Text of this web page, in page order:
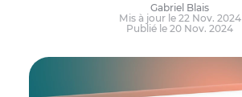
Gabriel Blais
Mis à jour le 22 Nov. 2024
Publié le 20 Nov. 2024